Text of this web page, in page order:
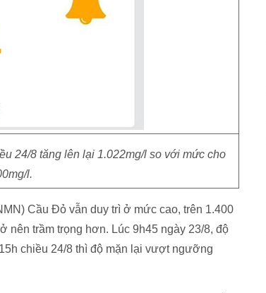
24/8 tăng lên lại 1.022mg/l so với mức cho
l.
Cầu Đỏ vẫn duy trì ở mức cao, trên 1.400
nên trầm trọng hơn. Lúc 9h45 ngày 23/8, độ
chiều 24/8 thì độ mặn lại vượt ngưỡng